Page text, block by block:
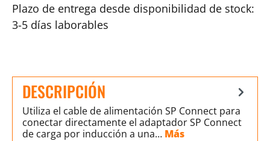
Plazo de entrega desde disponibilidad de stock:
3-5 días laborables
DESCRIPCIÓN
Utiliza el cable de alimentación SP Connect para
conectar directamente el adaptador SP Connect
de carga por inducción a una… Más